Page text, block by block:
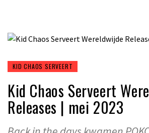
KID CHAOS SERVEERT
Kid Chaos Serveert
Releases | mei 2023